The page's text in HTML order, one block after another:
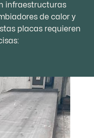
infraestructuras
de calor y
placas requieren